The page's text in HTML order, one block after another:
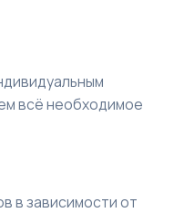
всё необходимое
в зависимости от